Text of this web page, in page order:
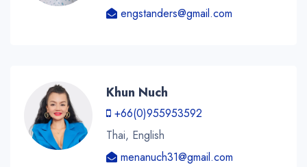
engstanders@gmail.com
Khun Nuch
+66(0)955953592
Thai, English
menanuch31@gmail.com